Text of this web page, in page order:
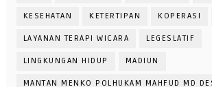
KESEHATAN KETERTIPAN KOPERASI
LAYANAN TERAPI WICARA LEGESLATIF
LINGKUNGAN HIDUP MADIUN
MANTAN MENKO POLHUKAM MAHFUD MD